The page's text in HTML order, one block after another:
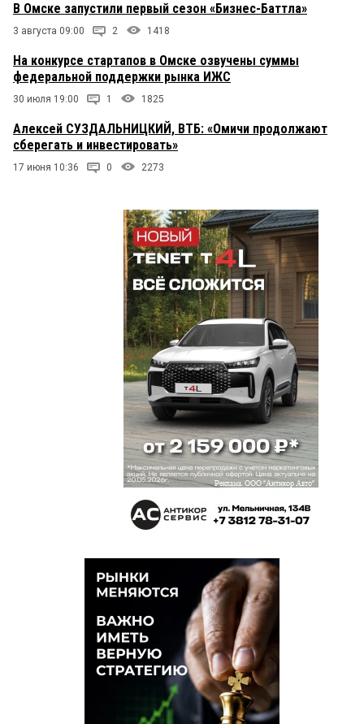
В Омске запустили первый сезон «Бизнес-Баттла»
3 августа 09:00 2 1418
На конкурсе стартапов в Омске озвучены суммы
федеральной поддержки рынка ИЖС
30 июля 19:00 1 1825
Алексей СУЗДАЛЬНИЦКИЙ, ВТБ: «Омичи продолжают
сберегать и инвестировать»
17 июня 10:36 0 2273